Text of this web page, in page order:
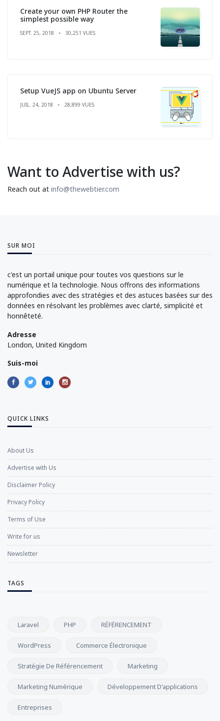
Create your own PHP Router the
simplest possible way
SEPT. 25, 2018 30,251 VUES
Setup VueJS app on Ubuntu Server
JUIL. 24, 2018 28,899 VUES
Want to Advertise with us?
Reach out at info@thewebtier.com
SUR MOI
c'est un portail unique pour toutes vos questions sur le
numérique et la technologie. Nous offrons des informations
approfondies avec des stratégies et des astuces basées sur des
données en résolvant les problèmes avec clarté, simplicité et
honnêteté.
Adresse
London, United Kingdom
Suis-moi
QUICK LINKS
About Us
Advertise with Us
Disclaimer Policy
Privacy Policy
Terms of Use
Write for us
Newsletter
TAGS
Laravel PHP RÉFÉRENCEMENT
WordPress Commerce Électronique
Stratégie De Référencement Marketing
Marketing Numérique Développement D'applications
Entreprises